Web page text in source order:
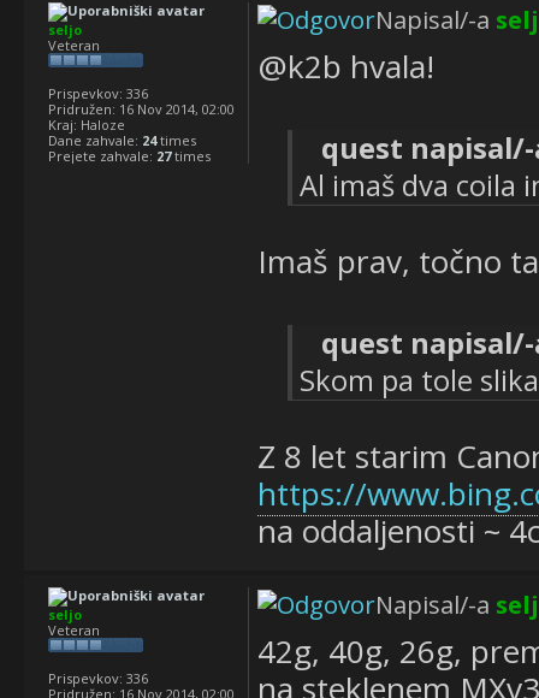
Napisal/-a
@k2b hvala!
quest napisal/-
Al imaš dva coila
Imaš prav, točno
quest napisal/-
Skom pa tole
Z 8 let starim
https://
na oddaljenosti ~
seljo
Veteran
Prispevkov: 336
Pridružen: 16 Nov 2014, 02:00
Kraj: Haloze
Dane zahvale: 24times
Prejete zahvale: 27times
Napisal/-a
42g, 40g, 26g,
na steklenem MXv3
seljo
Veteran
Prispevkov: 336
Pridružen: 16 Nov 2014, 02:00